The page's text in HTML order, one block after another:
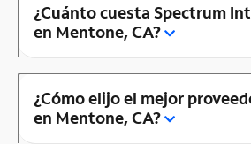
¿Cuánto cuesta Spectrum
en Mentone, CA?
¿Cómo elijo el mejor
en Mentone, CA?